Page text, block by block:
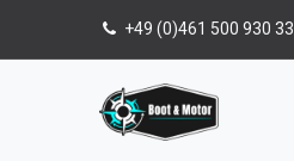
+49 (0)461 500 930 33